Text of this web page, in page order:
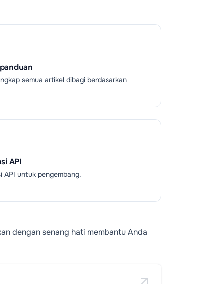
semua artikel dibagi berdasarkan
API
API untuk pengembang.
dengan senang hati membantu Anda